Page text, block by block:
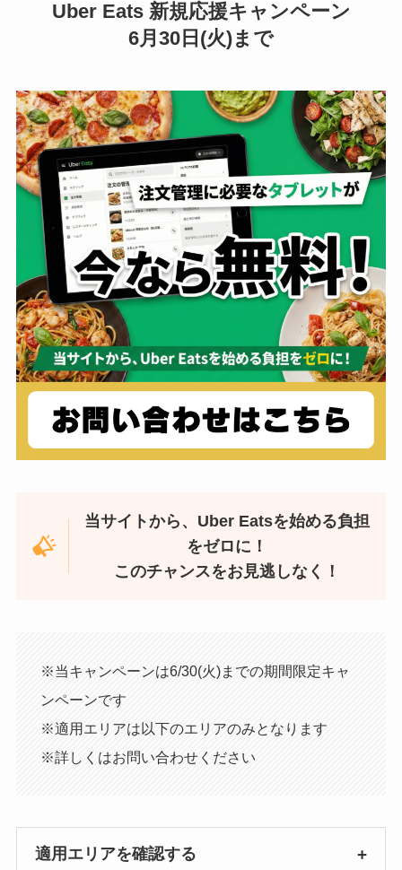
Uber Eats 新規応援キャンペーン
6月30日(火)まで
当サイトから、Uber Eatsを始める負担
をゼロに！
このチャンスをお見逃しなく！
※当キャンペーンは6/30(火)までの期間限定キャ
ンペーンです
※適用エリアは以下のエリアのみとなります
※詳しくはお問い合わせください
適用エリアを確認する